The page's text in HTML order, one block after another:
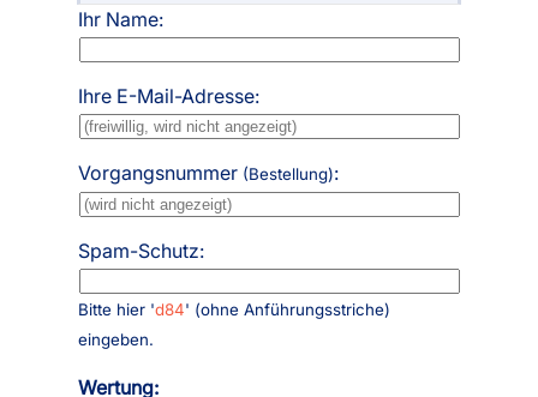
Wertung:
Ihr Name:
Ihre E-Mail-Adresse:
Vorgangsnummer (Bestellung):
Spam-Schutz:
Bitte hier 'd84' (ohne Anführungsstriche)
eingeben.